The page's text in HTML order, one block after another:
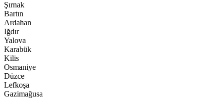
Şırnak
Bartın
Ardahan
Iğdır
Yalova
Karabük
Kilis
Osmaniye
Düzce
Lefkoşa
Gazimağusa